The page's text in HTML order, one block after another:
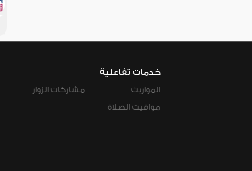
خدمات تفاعلية
المواريث
مواقيت الصلاة
مشاركات الزوار